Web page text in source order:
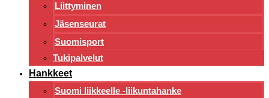
Liittyminen
Jäsenseurat
Suomisport
Tukipalvelut
Hankkeet
Suomi liikkeelle -liikuntahanke